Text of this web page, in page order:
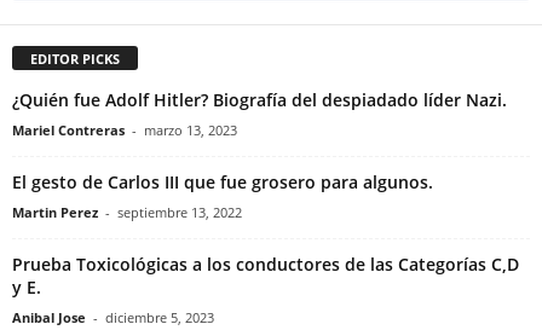
EDITOR PICKS
¿Quién fue Adolf Hitler? Biografía del despiadado líder Nazi.
Mariel Contreras - marzo 13, 2023
El gesto de Carlos III que fue grosero para algunos.
Martin Perez - septiembre 13, 2022
Prueba Toxicológicas a los conductores de las Categorías C,D
y E.
Anibal Jose - diciembre 5, 2023